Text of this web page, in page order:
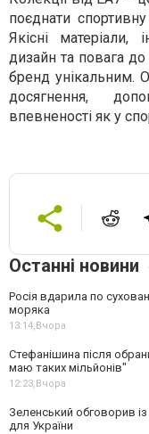
поєднати
Якісні матеріали,
дизайн та повага
бренд унікальним.
досягнення,
впевненості як у
Останні новини
Росія вдарила по
моряка
13:14, Вчора
Стефанішина після
маю таких мільйонів"
12:23, Вчора
Зеленський обговорив
для України